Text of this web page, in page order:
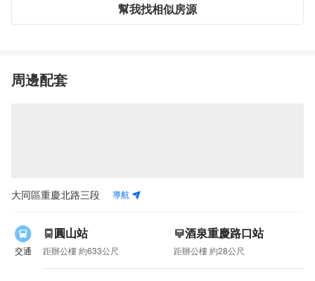
幫我找相似房源
周邊配套
大同區重慶北路三段 導航
交通
圓山站
距辦公樓 約633公尺
酒泉重慶路口站
距辦公樓 約28公尺